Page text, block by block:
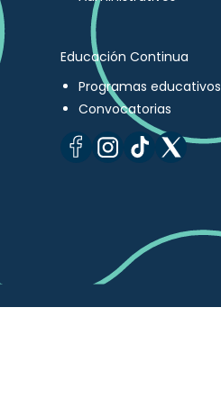
Educación Continua
Programas educativos
Convocatorias